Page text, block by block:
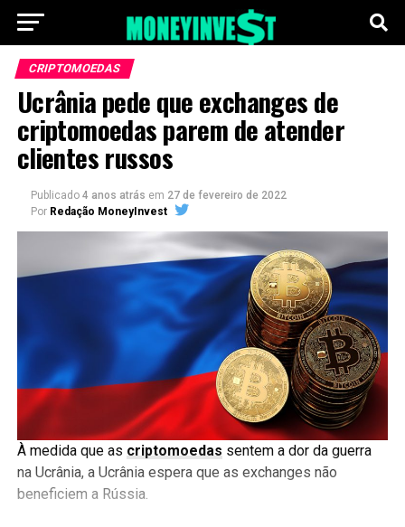
CRIPTOMOEDAS
Ucrânia pede que exchanges de
criptomoedas parem de atender
clientes russos
Publicado 4 anos atrás em 27 de fevereiro de 2022
Por Redação MoneyInvest
À medida que as criptomoedas sentem a dor da guerra
na Ucrânia, a Ucrânia espera que as exchanges não
beneficiem a Rússia.